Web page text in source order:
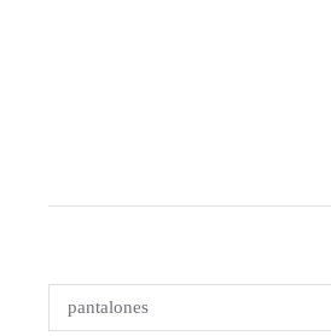
pantalones